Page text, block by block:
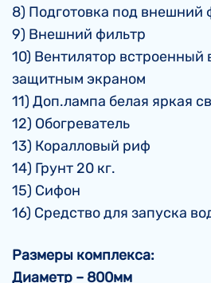
8) Подготовка под внешний
9) Внешний фильтр
10) Вентилятор встроенный
защитным экраном
11) Доп.лампа белая яркая
12) Обогреватель
13) Коралловый риф
14) Грунт 20 кг.
15) Сифон
16) Средство для запуска
Размеры комплекса:
Диаметр – 800мм